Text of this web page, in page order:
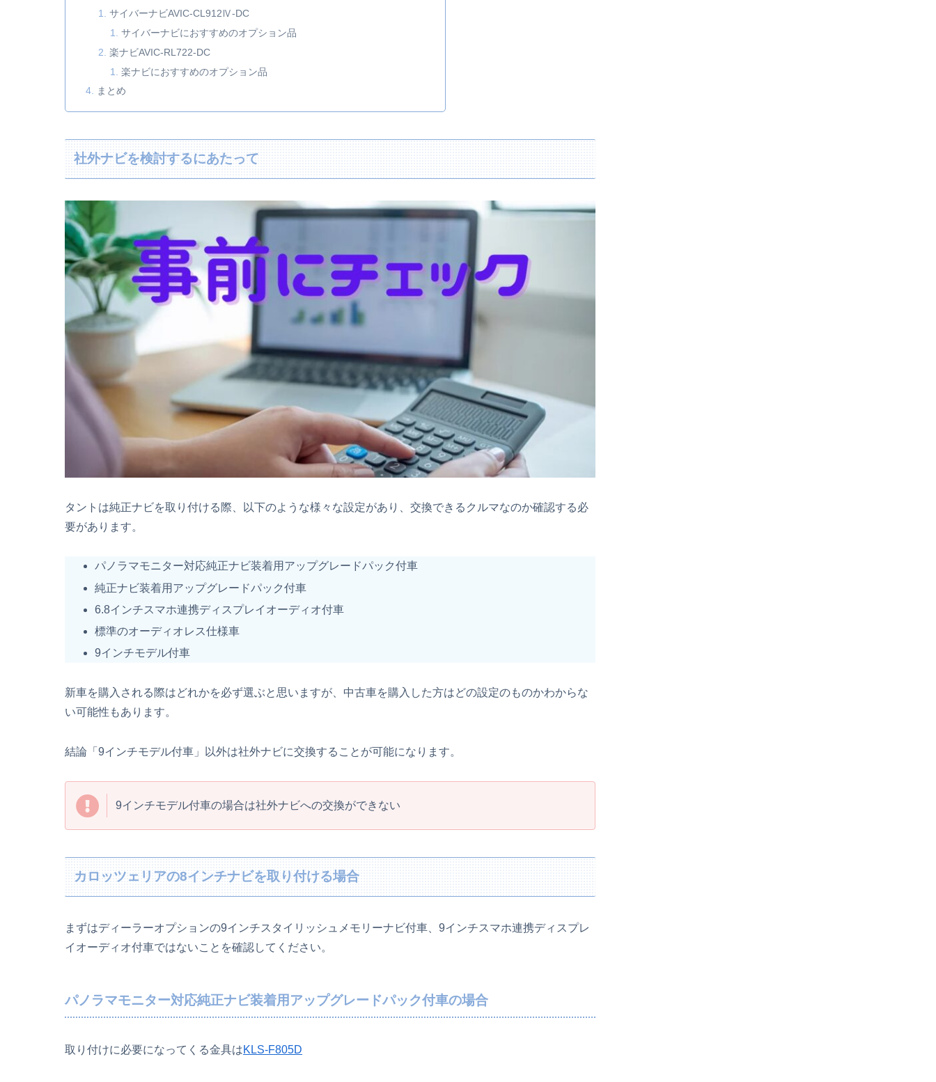
サイバーナビAVIC-CL912Ⅳ-DC
サイバーナビにおすすめのオプション品
楽ナビAVIC-RL722-DC
楽ナビにおすすめのオプション品
まとめ
社外ナビを検討するにあたって
タントは純正ナビを取り付ける際、以下のような様々な設定があり、交換できるクルマなのか確認する必
要があります。
パノラマモニター対応純正ナビ装着用アップグレードパック付車
純正ナビ装着用アップグレードパック付車
6.8インチスマホ連携ディスプレイオーディオ付車
標準のオーディオレス仕様車
9インチモデル付車
新車を購入される際はどれかを必ず選ぶと思いますが、中古車を購入した方はどの設定のものかわからな
い可能性もあります。
結論「9インチモデル付車」以外は社外ナビに交換することが可能になります。
9インチモデル付車の場合は社外ナビへの交換ができない
カロッツェリアの8インチナビを取り付ける場合
まずはディーラーオプションの9インチスタイリッシュメモリーナビ付車、9インチスマホ連携ディスプレ
イオーディオ付車ではないことを確認してください。
パノラマモニター対応純正ナビ装着用アップグレードパック付車の場合
取り付けに必要になってくる金具はKLS-F805D